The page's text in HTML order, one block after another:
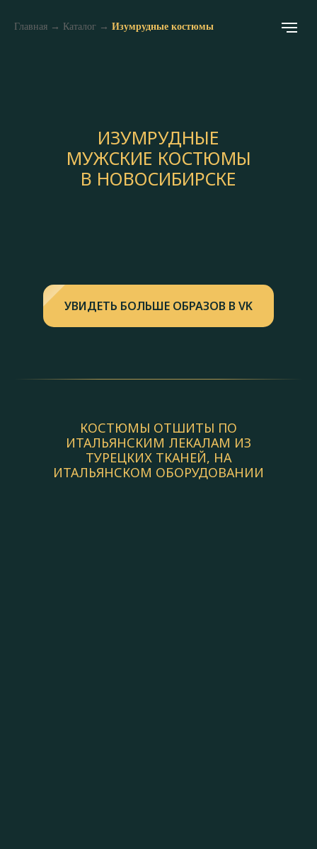
Главная → Каталог → Изумрудные костюмы
ИЗУМРУДНЫЕ
МУЖСКИЕ КОСТЮМЫ
В НОВОСИБИРСКЕ
УВИДЕТЬ БОЛЬШЕ ОБРАЗОВ В VK
КОСТЮМЫ ОТШИТЫ ПО
ИТАЛЬЯНСКИМ ЛЕКАЛАМ ИЗ
ТУРЕЦКИХ ТКАНЕЙ, НА
ИТАЛЬЯНСКОМ ОБОРУДОВАНИИ